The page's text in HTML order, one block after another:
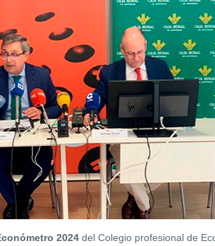
2024 del Colegio profesional de